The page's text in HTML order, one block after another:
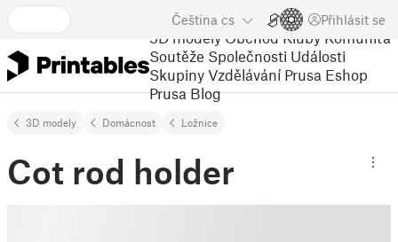
Čeština cs Přihlásit se
3D modely Obchod Kluby Komunita
Soutěže Společnosti Události
Skupiny Vzdělávání Prusa Eshop
Prusa Blog
3D modely Domácnost Ložnice
Cot rod holder